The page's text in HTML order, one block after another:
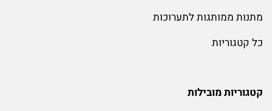
מתנות ממותגות לתערוכות
כל קטגוריות
קטגוריות מובילות